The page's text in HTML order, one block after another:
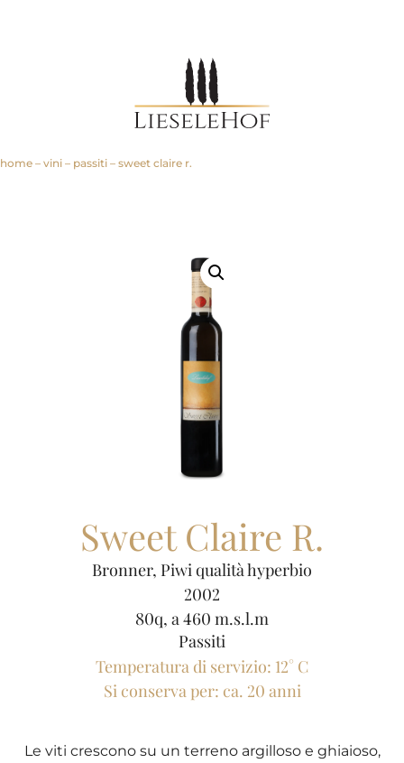
home – vini – passiti – sweet claire r.
Sweet Claire R.
Bronner, Piwi qualità hyperbio
2002
80q, a 460 m.s.l.m
Passiti
Temperatura di servizio: 12° C
Si conserva per: ca. 20 anni
Le viti crescono su un terreno argilloso e ghiaioso,